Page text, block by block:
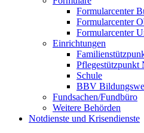
Formularcenter
Formularcenter
Formularcenter
Einrichtungen
Pflegestützpunkt
Schule
BBV
Fundsachen/Fundbüro
Weitere Behörden
Notdienste und Krisendienste